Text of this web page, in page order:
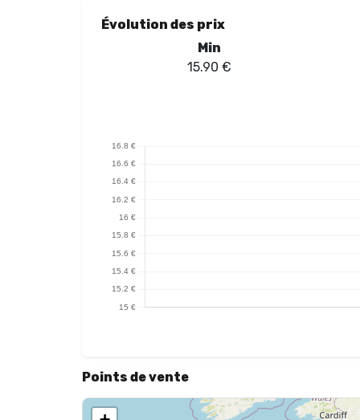
Évolution des prix
Min
15.90 €
Points de vente